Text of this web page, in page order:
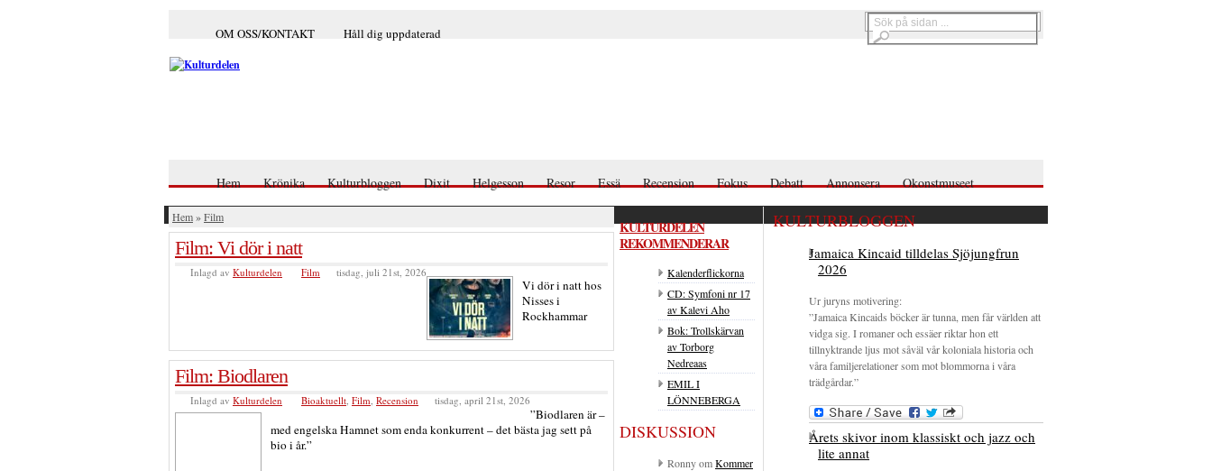
OM OSS/KONTAKT Håll dig uppdaterad
Hem Krönika Kulturbloggen Dixit Helgesson Resor Essä Recension Fokus Debatt Annonsera Okonstmuseet
Hem»Film
Film: Vi dör i natt
Inlagd av Kulturdelen Film tisdag, juli 21st, 2026
Vi dör i natt hos
Nisses i
Rockhammar
Film: Biodlaren
Inlagd av Kulturdelen Bioaktuellt, Film, Recension tisdag, april 21st, 2026
”Biodlaren är –
med engelska Hamnet som enda konkurrent – det bästa jag sett på
bio i år.”
KULTURDELEN
REKOMMENDERAR
Kalenderflickorna
CD: Symfoni nr 17
av Kalevi Aho
Bok: Trollskärvan
av Torborg
Nedreaas
EMIL I
LÖNNEBERGA
DISKUSSION
RonnyomKommer
KULTURBLOGGEN
Jamaica Kincaid tilldelas Sjöjungfrun
2026
Ur juryns motivering:
”Jamaica Kincaids böcker är tunna, men får världen att
vidga sig. I romaner och essäer riktar hon ett
tillnyktrande ljus mot såväl vår koloniala historia och
våra familjerelationer som mot blommorna i våra
trädgårdar.”
Årets skivor inom klassiskt och jazz och
lite annat